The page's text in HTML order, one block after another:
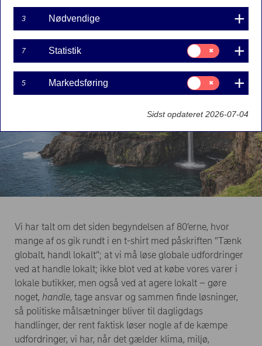
Innovation Skandinavien
Vi har talt om det siden begyndelsen af 80’erne, hvor
mange af os gik rundt i en t-shirt med påskriften ”Tænk
globalt, handl lokalt”; at vi må løse globale udfordringer
ved at handle lokalt; ikke blot ved at købe vores varer i
lokale butikker, men også ved at agere lokalt – gøre
noget, handle, tage ansvar og sammen finde løsninger,
så politiske målsætninger bliver til dagligdags
handlinger, der rent faktisk løser nogle af de kæmpe
udfordringer, vi har, når det gælder klima, miljø,
3 Nødvendige
7 Statistik
Samtykke
til:
Statistik
5 Markedsføring
Samtykke
til:
Markedsføring
Sidst opdateret 2026-07-04